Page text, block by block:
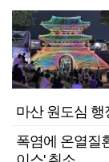
마산 원도심 행
폭염에 온열질